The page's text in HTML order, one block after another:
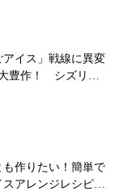
イス」戦線に異変
豊作！ シズリー
作りたい！簡単で
アレンジレシピ6